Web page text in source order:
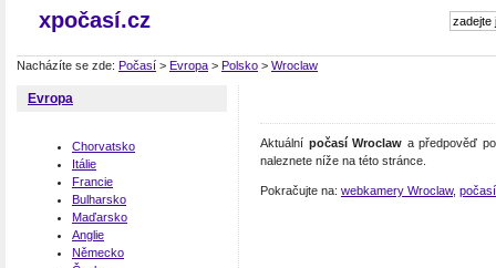
xpočasí.cz
Nacházíte se zde: Počasí > Evropa > Polsko > Wroclaw
Evropa
Chorvatsko
Itálie
Francie
Bulharsko
Maďarsko
Anglie
Německo
Aktuální počasí Wroclaw a předpověď
naleznete níže na této stránce.
Pokračujte na: webkamery Wroclaw,